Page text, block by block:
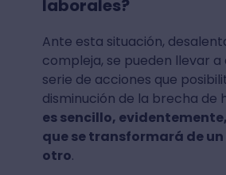
laborales?
Ante esta situación,
compleja, se pueden llevar a
serie de acciones que
disminución de la brecha de
es sencillo,
que se transformará de
otro.